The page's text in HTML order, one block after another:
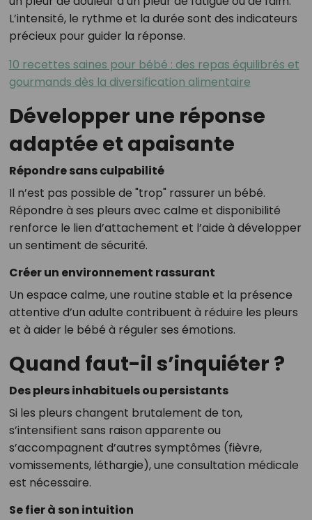
L’intensité, le rythme et la durée sont des indicateurs
précieux pour guider la réponse.
10 recettes saines pour bébé : des repas équilibrés et
gourmands dès la diversification alimentaire
Développer une réponse
adaptée et apaisante
Répondre sans culpabilité
Il n’est pas possible de "trop" rassurer un bébé.
Répondre à ses pleurs avec calme et disponibilité
renforce le lien d’attachement et l’aide à développer
un sentiment de sécurité.
Créer un environnement rassurant
Un espace calme, une routine stable et la présence
attentive d’un adulte contribuent à réduire les pleurs
et à aider le bébé à réguler ses émotions.
Quand faut-il s’inquiéter ?
Des pleurs inhabituels ou persistants
Si les pleurs changent brutalement de ton,
s’intensifient sans raison apparente ou
s’accompagnent d’autres symptômes (fièvre,
vomissements, léthargie), une consultation médicale
est nécessaire.
Se fier à son intuition